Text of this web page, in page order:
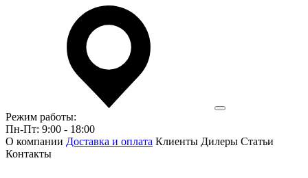
Режим работы:
Пн-Пт: 9:00 - 18:00
О компании Доставка и оплата Клиенты Дилеры Статьи
Контакты